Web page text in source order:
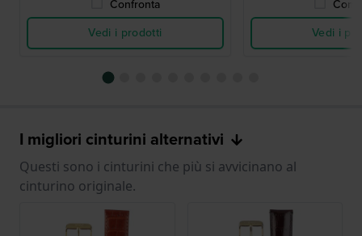
Confronta
Vedi i prodotti
Vedi i
I migliori cinturini alternativi
Questi sono i cinturini che più si avvicinano al
cinturino originale.